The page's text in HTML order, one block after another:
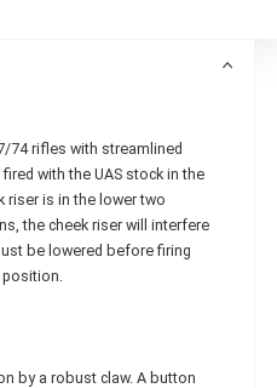
74 rifles with streamlined
with the UAS stock in the
riser is in the lower two
the cheek riser will interfere
be lowered before firing
by a robust claw. A button